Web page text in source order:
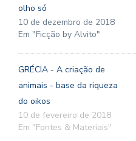
olho só
10 de dezembro de 2018
Em "Ficção by Alvito"
GRÉCIA - A criação de
animais - base da riqueza
do oikos
10 de fevereiro de 2018
Em "Fontes & Materiais"